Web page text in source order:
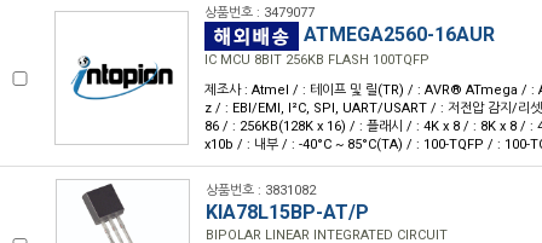
상품번호 : 3479077
ATMEGA2560-16AUR
IC MCU 8BIT 256KB FLASH 100TQFP
제조사 : Atmel / : 테이프 및 릴(TR) / : AVR® ATmega / :
z / : EBI/EMI, I²C, SPI, UART/USART / : 저전압 감지/리
86 / : 256KB(128K x 16) / : 플래시 / : 4K x 8 / : 8K x 8 / :
x10b / : 내부 / : -40°C ~ 85°C(TA) / : 100-TQFP / : 100-
상품번호 : 3831082
KIA78L15BP-AT/P
BIPOLAR LINEAR INTEGRATED CIRCUIT